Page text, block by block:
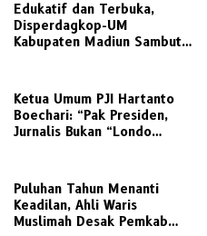
Edukatif dan Terbuka,
Disperdagkop-UM
Kabupaten Madiun Sambut
Regulasi Koperasi
Ketua Umum PJI Hartanto
Boechari: “Pak Presiden,
Jurnalis Bukan “Londo
‎Puluhan Tahun Menanti
Keadilan, Ahli Waris
Muslimah Desak Pemkab